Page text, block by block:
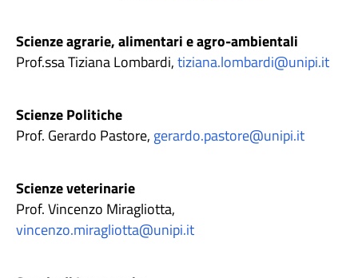
Scienze agrarie, alimentari e agro-ambientali
Prof.ssa Tiziana Lombardi,tiziana.lombardi@unipi.it
Scienze Politiche
Prof. Gerardo Pastore, gerardo.pastore@unipi.it
Scienze veterinarie
Prof. Vincenzo Miragliotta,
vincenzo.miragliotta@unipi.it